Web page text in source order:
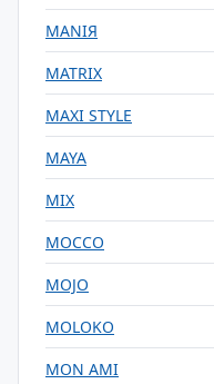
MANIЯ
MATRIX
MAXI STYLE
MAYA
MIX
MOCCO
MOJO
MOLOKO
MON AMI